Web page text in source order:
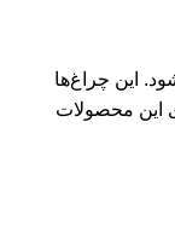
این چراغ‌ها
این محصولات